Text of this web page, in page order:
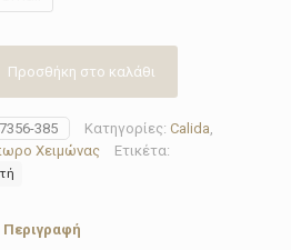
Προσθήκη στο καλάθι
385 Κατηγορίες: Calida,
Χειμώνας Ετικέτα:
Περιγραφή